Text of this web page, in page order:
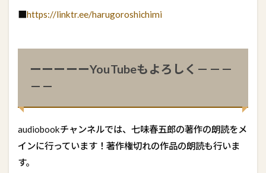
■https://linktr.ee/harugoroshichimi
ーーーーーYouTubeもよろしく －－－
－－
audiobookチャンネルでは、七味春五郎の著作の朗読をメ
インに行っています！著作権切れの作品の朗読も行いま
す。